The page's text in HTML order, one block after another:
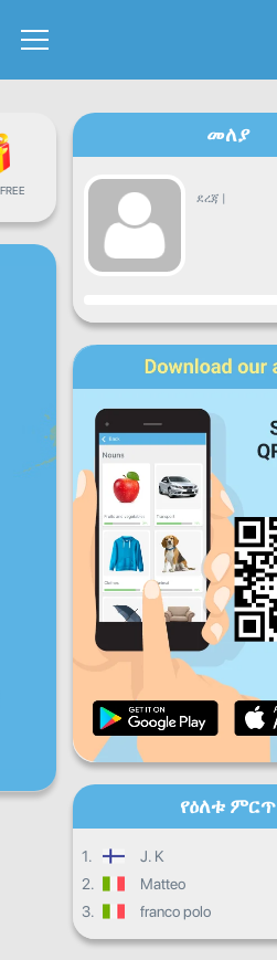
መለያ
ደረጃ |
እድገት
እሮ
ቅዳ
እለታዊ እድገት
ወርሀዊ እድገት
አጠቃላይ እድገት
የዕለቱ ምርጥ
1. J. K
2.
Matteo
3.
franco polo